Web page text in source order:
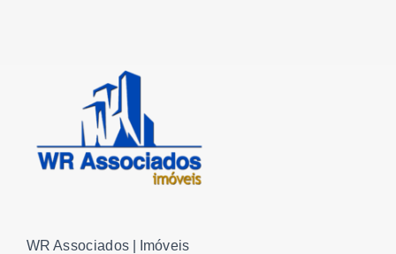
WR Associados | Imóveis